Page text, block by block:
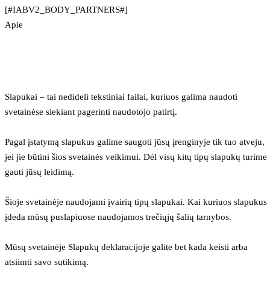
[#IABV2_BODY_PARTNERS#]
Apie
Slapukai – tai nedideli tekstiniai failai, kuriuos galima naudoti
svetainėse siekiant pagerinti naudotojo patirtį.
Pagal įstatymą slapukus galime saugoti jūsų įrenginyje tik tuo atveju,
jei jie būtini šios svetainės veikimui. Dėl visų kitų tipų slapukų turime
gauti jūsų leidimą.
Šioje svetainėje naudojami įvairių tipų slapukai. Kai kuriuos slapukus
įdeda mūsų puslapiuose naudojamos trečiųjų šalių tarnybos.
Mūsų svetainėje Slapukų deklaracijoje galite bet kada keisti arba
atsiimti savo sutikimą.